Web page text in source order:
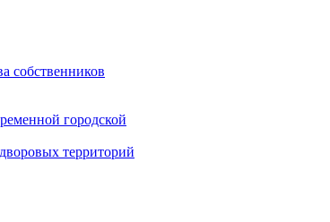
собственников
городской
территорий